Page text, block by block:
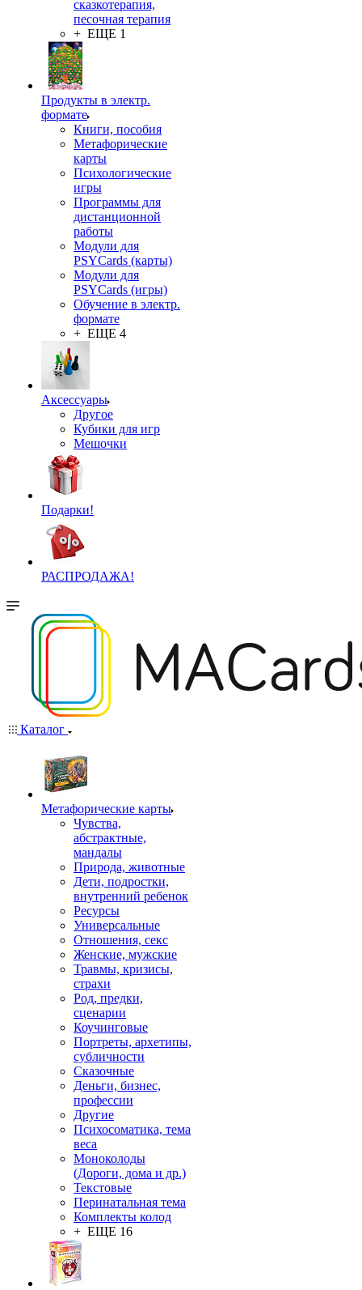
сказкотерапия,
песочная терапия
+ ЕЩЕ 1
Продукты в электр.
формате
Книги, пособия
Метафорические
карты
Психологические
игры
Программы для
дистанционной
работы
Модули для
PSYCards (карты)
Модули для
PSYCards (игры)
Обучение в электр.
формате
+ ЕЩЕ 4
Аксессуары
Другое
Кубики для игр
Мешочки
Подарки!
РАСПРОДАЖА!
Каталог
Mетафорические карты
Чувства,
абстрактные,
мандалы
Природа, животные
Дети, подростки,
внутренний ребенок
Ресурсы
Универсальные
Отношения, секс
Женские, мужские
Травмы, кризисы,
страхи
Род, предки,
сценарии
Коучинговые
Портреты, архетипы,
субличности
Сказочные
Деньги, бизнес,
профессии
Другие
Психосоматика, тема
веса
Моноколоды
(Дороги, дома и др.)
Текстовые
Перинатальная тема
Комплекты колод
+ ЕЩЕ 16